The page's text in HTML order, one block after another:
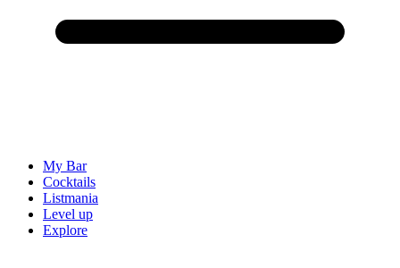
My Bar
Cocktails
Listmania
Level up
Explore